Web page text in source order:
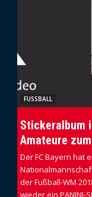
FUSSBALL
Stickeralbum
Amateure
Der FC Bayern hat
der Fußball-WM
wieder ein PANINI-